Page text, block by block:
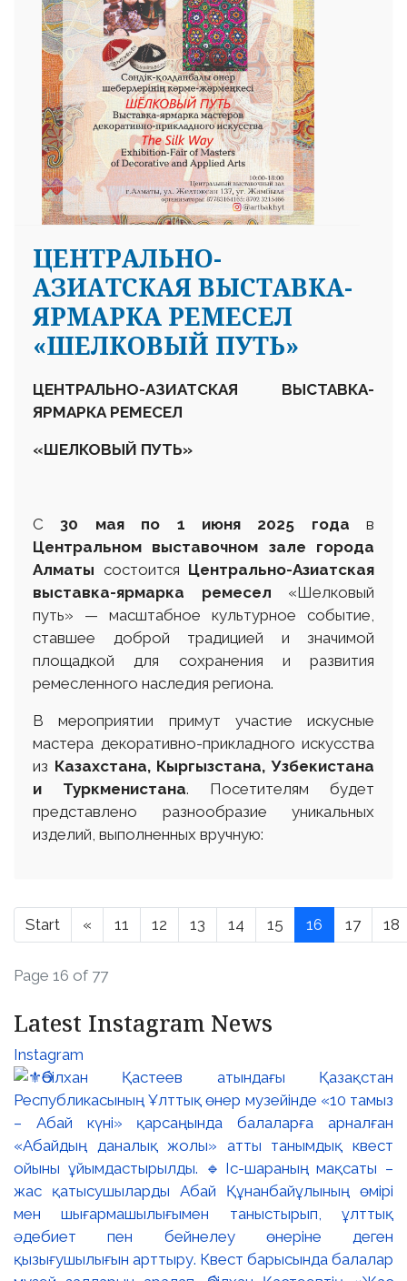
ЦЕНТРАЛЬНО-
АЗИАТСКАЯ ВЫСТАВКА-
ЯРМАРКА РЕМЕСЕЛ
«ШЕЛКОВЫЙ ПУТЬ»
ЦЕНТРАЛЬНО-АЗИАТСКАЯ ВЫСТАВКА-
ЯРМАРКА РЕМЕСЕЛ
«ШЕЛКОВЫЙ ПУТЬ»
С30 мая по 1 июня 2025 года в
Центральном выставочном зале города
Алматы состоится Центрально-Азиатская
выставка-ярмарка ремесел «Шелковый
путь» — масштабное культурное событие,
ставшее доброй традицией и значимой
площадкой для сохранения и развития
ремесленного наследия региона.
В мероприятии примут участие искусные
мастера декоративно-прикладного искусства
из Казахстана, Кыргызстана, Узбекистана
и Туркменистана. Посетителям будет
представлено разнообразие уникальных
изделий, выполненных вручную:
Start « 11 12 13 14 15 16 17 18
Page 16 of 77
Latest Instagram News
Instagram